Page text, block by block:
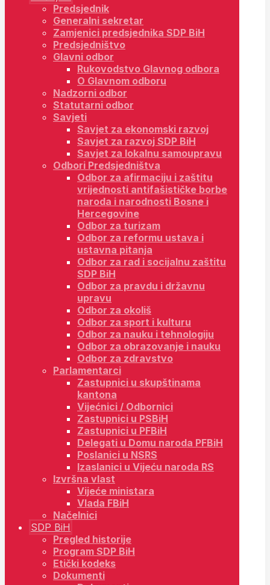
Predsjednik
Generalni sekretar
Zamjenici predsjednika SDP BiH
Predsjedništvo
Glavni odbor
Rukovodstvo Glavnog odbora
O Glavnom odboru
Nadzorni odbor
Statutarni odbor
Savjeti
Savjet za ekonomski razvoj
Savjet za razvoj SDP BiH
Savjet za lokalnu samoupravu
Odbori Predsjedništva
Odbor za afirmaciju i zaštitu
vrijednosti antifašističke borbe
naroda i narodnosti Bosne i
Hercegovine
Odbor za turizam
Odbor za reformu ustava i
ustavna pitanja
Odbor za rad i socijalnu zaštitu
SDP BiH
Odbor za pravdu i državnu
upravu
Odbor za okoliš
Odbor za sport i kulturu
Odbor za nauku i tehnologiju
Odbor za obrazovanje i nauku
Odbor za zdravstvo
Parlamentarci
Zastupnici u skupštinama
kantona
Vijećnici / Odbornici
Zastupnici u PSBiH
Zastupnici u PFBiH
Delegati u Domu naroda PFBiH
Poslanici u NSRS
Izaslanici u Vijeću naroda RS
Izvršna vlast
Vijeće ministara
Vlada FBiH
Načelnici
SDP BiH
Pregled historije
Program SDP BiH
Etički kodeks
Dokumenti